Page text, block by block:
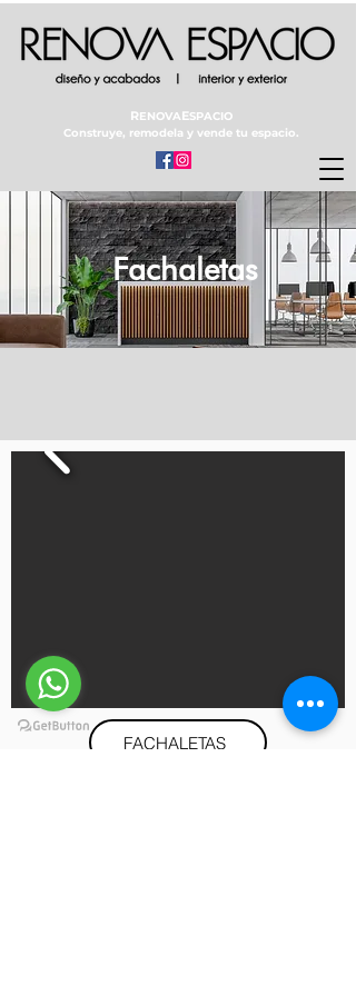
RENOVAESPACIO
Construye, remodela y vende tu espacio.
Fachaletas
FACHALETAS